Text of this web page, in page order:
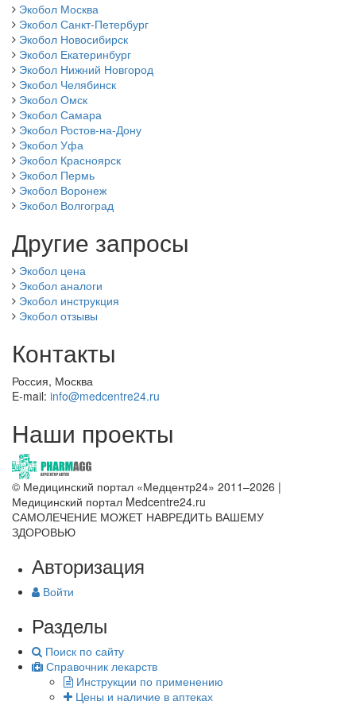
Экобол Москва
Экобол Санкт-Петербург
Экобол Новосибирск
Экобол Екатеринбург
Экобол Нижний Новгород
Экобол Челябинск
Экобол Омск
Экобол Самара
Экобол Ростов-на-Дону
Экобол Уфа
Экобол Красноярск
Экобол Пермь
Экобол Воронеж
Экобол Волгоград
Другие запросы
Экобол цена
Экобол аналоги
Экобол инструкция
Экобол отзывы
Контакты
Россия, Москва
E-mail: info@medcentre24.ru
Наши проекты
© Медицинский портал «Медцентр24» 2011–2026 |
Медицинский портал Medcentre24.ru
САМОЛЕЧЕНИЕ МОЖЕТ НАВРЕДИТЬ ВАШЕМУ
ЗДОРОВЬЮ
Авторизация
Войти
Разделы
Поиск по сайту
Справочник лекарств
Инструкции по применению
Цены и наличие в аптеках